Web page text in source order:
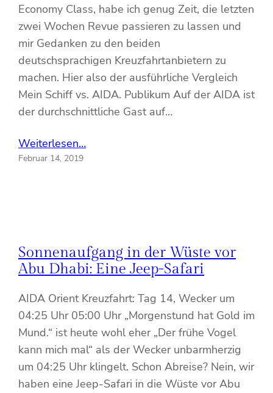
Economy Class, habe ich genug Zeit, die letzten
zwei Wochen Revue passieren zu lassen und
mir Gedanken zu den beiden
deutschsprachigen Kreuzfahrtanbietern zu
machen. Hier also der ausführliche Vergleich
Mein Schiff vs. AIDA. Publikum Auf der AIDA ist
der durchschnittliche Gast auf…
Weiterlesen…
Februar 14, 2019
Sonnenaufgang in der Wüste vor
Abu Dhabi: Eine Jeep-Safari
AIDA Orient Kreuzfahrt: Tag 14, Wecker um
04:25 Uhr 05:00 Uhr „Morgenstund hat Gold im
Mund.“ ist heute wohl eher „Der frühe Vogel
kann mich mal“ als der Wecker unbarmherzig
um 04:25 Uhr klingelt. Schon Abreise? Nein, wir
haben eine Jeep-Safari in die Wüste vor Abu